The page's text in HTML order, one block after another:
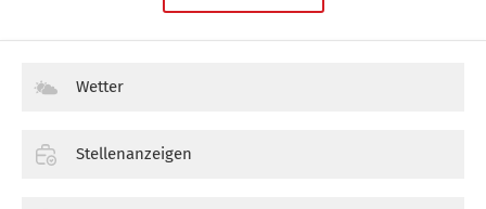
Wetter
Stellenanzeigen